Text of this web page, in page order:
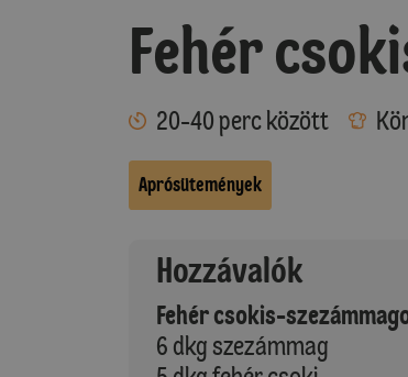
Fehér
20-40 perc között
Aprósütemények
Hozzávalók
Fehér csokis-
6 dkg szezámmag